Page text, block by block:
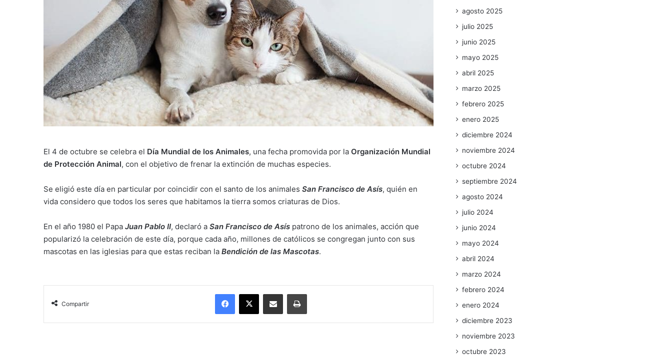
El 4 de octubre se celebra el Día Mundial de los Animales, una fecha promovida por la Organización Mundial
de Protección Animal, con el objetivo de frenar la extinción de muchas especies.
Se eligió este día en particular por coincidir con el santo de los animales San Francisco de Asís, quién en
vida considero que todos los seres que habitamos la tierra somos criaturas de Dios.
En el año 1980 el Papa Juan Pablo II, declaró a San Francisco de Asís patrono de los animales, acción que
popularizó la celebración de este día, porque cada año, millones de católicos se congregan junto con sus
mascotas en las iglesias para que estas reciban la Bendición de las Mascotas.
Compartir
Facebook
X Enviar vía email Imprimir
agosto 2025
julio 2025
junio 2025
mayo 2025
abril 2025
marzo 2025
febrero 2025
enero 2025
diciembre 2024
noviembre 2024
octubre 2024
septiembre 2024
agosto 2024
julio 2024
junio 2024
mayo 2024
abril 2024
marzo 2024
febrero 2024
enero 2024
diciembre 2023
noviembre 2023
octubre 2023